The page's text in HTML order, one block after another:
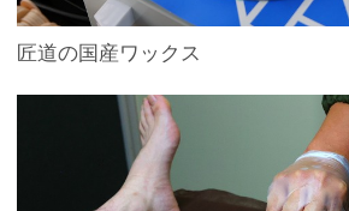
匠道の国産ワックス